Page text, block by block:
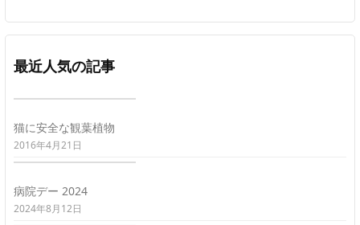
最近人気の記事
猫に安全な観葉植物
2016年4月21日
病院デー 2024
2024年8月12日